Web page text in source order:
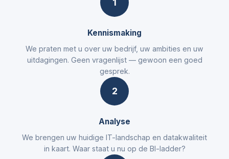
1
Kennismaking
We praten met u over uw bedrijf, uw ambities en uw
uitdagingen. Geen vragenlijst — gewoon een goed
gesprek.
2
Analyse
We brengen uw huidige IT-landschap en datakwaliteit
in kaart. Waar staat u nu op de BI-ladder?